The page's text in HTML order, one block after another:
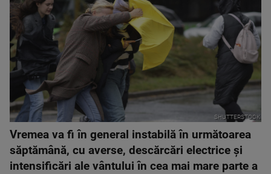
SHUTTERSTOCK
Vremea va fi în general instabilă în următoarea
săptămână, cu averse, descărcări electrice şi
intensificări ale vântului în cea mai mare parte a